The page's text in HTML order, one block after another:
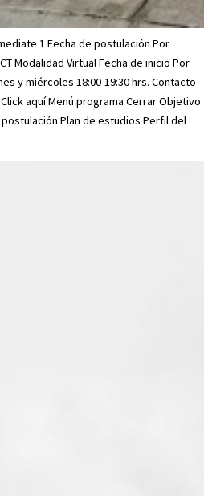
1 Fecha de postulación Por
Modalidad Virtual Fecha de inicio Por
y miércoles 18:00-19:30 hrs. Contacto
aquí Menú programa Cerrar Objetivo
Plan de estudios Perfil del